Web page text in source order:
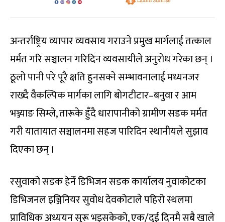
अन्तर्राष्ट्रिय व्यापार व्यवसाय गराउने प्रमुख मार्गलाई तत्काल
मर्मत गरि सञ्चालन गरिदिन व्यवसायीले अनुरोध गरेका छन् ।
ठूलो पानी परे पूरै क्षति हुनसक्ने सम्भावनालाई मध्यनजर
राख्दै वैकल्पिक मार्गका लागि बोगटीटार–बनुवा र आम
भञ्ज्याङ सिम्ले, तारूके हुँदै धारापानीको ग्रामीण सडक मर्मत
गरी यातायात सञ्चालनमा सहज पारिदिन स्थानीयले सुझाव
दिएका छन् ।
रसुवाको सडक हेर्ने डिभिजन सडक कार्यालय नुवाकोटका
डिभिजनल इञ्जिनियर सुवोध देवकोटाले पहिरो स्थलमा
प्राविधिक अध्ययन सुरू भइसकेको, एक/दुई दिनमै सबै खाले